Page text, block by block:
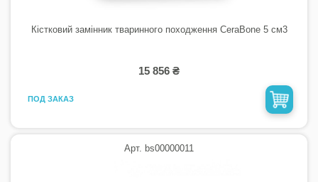
Кістковий замінник тваринного походження CeraBone 5 см3
15 856 ₴
ПОД ЗАКАЗ
Арт. bs00000011